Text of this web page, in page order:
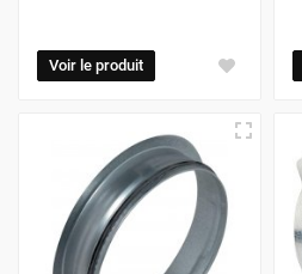
Voir le produit